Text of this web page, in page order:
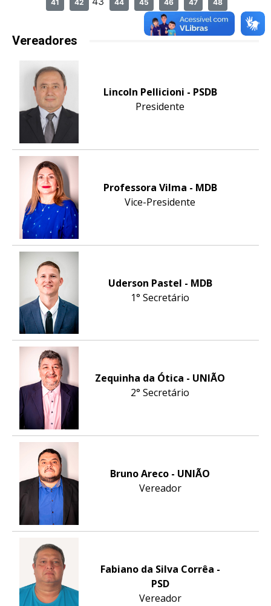
41 42 44 45 46 47 48
Vereadores
Lincoln Pellicioni - PSDB
Presidente
Professora Vilma - MDB
Vice-Presidente
Uderson Pastel - MDB
1° Secretário
Zequinha da Ótica - UNIÃO
2° Secretário
Bruno Areco - UNIÃO
Vereador
Fabiano da Silva Corrêa -
PSD
Vereador